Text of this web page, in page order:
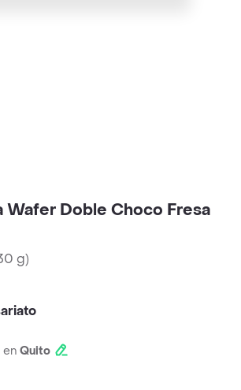
Wafer Doble Choco Fresa
g)
en Quito